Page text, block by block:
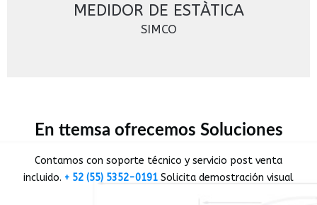
MEDIDOR DE ESTÀTICA
SIMCO
En ttemsa ofrecemos Soluciones
Contamos con soporte técnico y servicio post venta
incluido. + 52 (55) 5352-0191 Solicita demostración visual